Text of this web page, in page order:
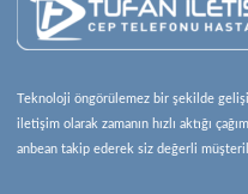
Teknoloji öngörülemez bir şekilde
iletişim olarak zamanın hızlı aktığı
anbean takip ederek siz değerli